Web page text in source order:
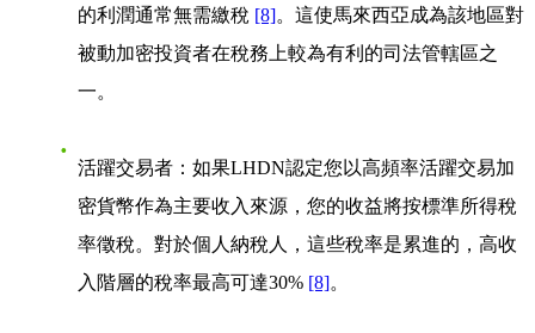
的利潤通常無需繳稅 [8]。這使馬來西亞成為該地區對
被動加密投資者在稅務上較為有利的司法管轄區之
一。
活躍交易者 ：如果LHDN認定您以高頻率活躍交易加
密貨幣作為主要收入來源，您的收益將按標準所得稅
率徵稅。對於個人納稅人，這些稅率是累進的，高收
入階層的稅率最高可達30% [8]。